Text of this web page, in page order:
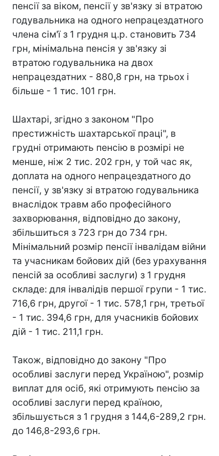
пенсії за віком, пенсії у зв'язку зі втратою
годувальника на одного непрацездатного
члена сім'ї з 1 грудня ц.р. становить 734
грн, мінімальна пенсія у зв'язку зі
втратою годувальника на двох
непрацездатних - 880,8 грн, на трьох і
більше - 1 тис. 101 грн.
Шахтарі, згідно з законом "Про
престижність шахтарської праці", в
грудні отримають пенсію в розмірі не
менше, ніж 2 тис. 202 грн, у той час як,
доплата на одного непрацездатного до
пенсії, у зв'язку зі втратою годувальника
внаслідок травм або професійного
захворювання, відповідно до закону,
збільшиться з 723 грн до 734 грн.
Мінімальний розмір пенсії інвалідам війни
та учасникам бойових дій (без урахування
пенсій за особливі заслуги) з 1 грудня
складе: для інвалідів першої групи - 1 тис.
716,6 грн, другої - 1 тис. 578,1 грн, третьої
- 1 тис. 394,6 грн, для учасників бойових
дій - 1 тис. 211,1 грн.
Також, відповідно до закону "Про
особливі заслуги перед Україною", розмір
виплат для осіб, які отримують пенсію за
особливі заслуги перед країною,
збільшується з 1 грудня з 144,6-289,2 грн.
до 146,8-293,6 грн.